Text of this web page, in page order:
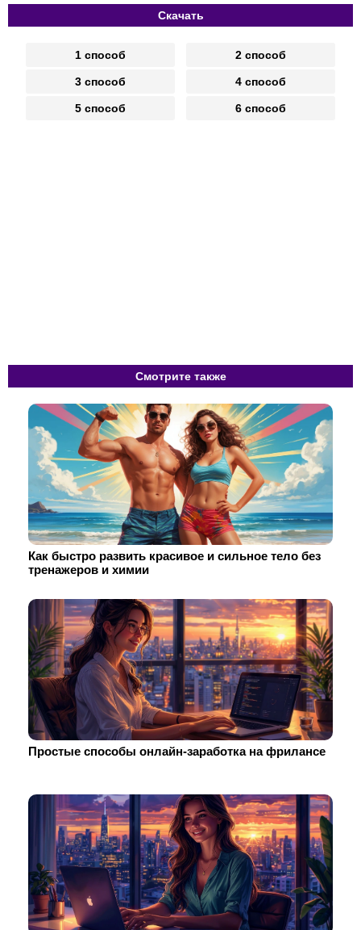
Скачать
1 способ 2 способ
3 способ 4 способ
5 способ 6 способ
Смотрите также
Как быстро развить красивое и сильное тело без
тренажеров и химии
Простые способы онлайн-заработка на фрилансе